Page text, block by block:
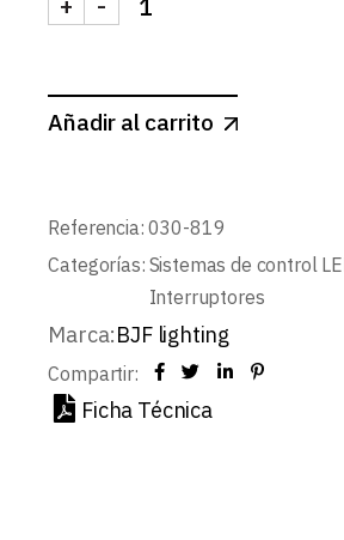
INTERRUPTOR-
Añadir al carrito
Referencia: 030-819
Categorías: Sistemas de control
Interruptores
Marca:BJF lighting
Compartir:
Ficha Técnica